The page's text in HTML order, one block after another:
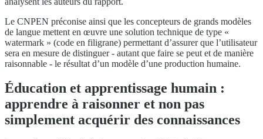
Le CNPEN préconise ainsi que les concepteurs de grands modèles
de langue mettent en œuvre une solution technique de type «
watermark » (code en filigrane) permettant d’assurer que l’utilisateur
sera en mesure de distinguer - autant que faire se peut et de manière
raisonnable - le résultat d’un modèle d’une production humaine.
Éducation et apprentissage humain :
apprendre à raisonner et non pas
simplement acquérir des connaissances